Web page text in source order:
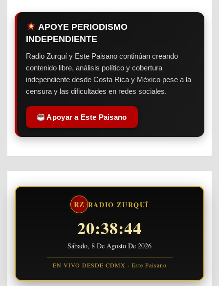
APOYE PERIODISMO
INDEPENDIENTE
Radio Zurquí y Este Paisano continúan creando
contenido libre, análisis político y cobertura
independiente desde Costa Rica y México pese a la
censura y las dificultades en redes sociales.
Apoyar a Este Paisano
RZ RADIO ZURQUÍ
20:38:44
Sábado, 8 De Agosto De 2026
EN VIVO DESDE CDMX · Este Paisano